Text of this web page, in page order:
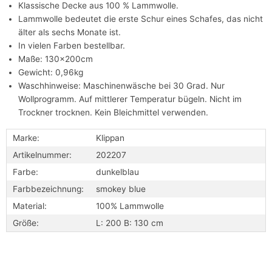
Klassische Decke aus 100 % Lammwolle.
Lammwolle bedeutet die erste Schur eines Schafes, das nicht
älter als sechs Monate ist.
In vielen Farben bestellbar.
Maße: 130x200cm
Gewicht: 0,96kg
Waschhinweise: Maschinenwäsche bei 30 Grad. Nur
Wollprogramm. Auf mittlerer Temperatur bügeln. Nicht im
Trockner trocknen. Kein Bleichmittel verwenden.
Marke:
Klippan
Artikelnummer:
202207
Farbe:
dunkelblau
Farbbezeichnung:
smokey blue
Material:
100% Lammwolle
Größe:
L: 200 B: 130 cm